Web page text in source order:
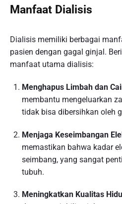
Manfaat Dialisis
Dialisis memiliki berbagai
pasien dengan gagal ginjal.
manfaat utama dialisis:
Menghapus Limbah dan
membantu mengeluarkan
tidak bisa dibersihkan oleh
Menjaga Keseimbangan
memastikan bahwa kadar
seimbang, yang sangat
tubuh.
Meningkatkan Kualitas